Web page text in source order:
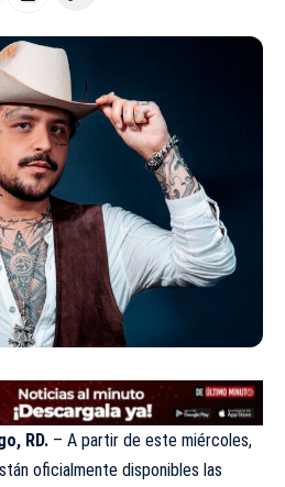
RD. – A partir de este miércoles,
oficialmente disponibles las